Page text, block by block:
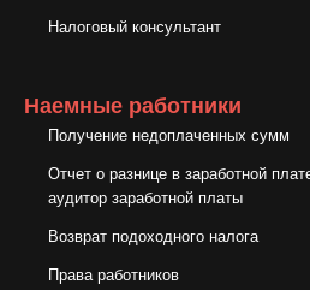
Налоговый консультант
Наемные работники
Получение недоплаченных сумм
Отчет о разнице в заработной
аудитор заработной платы
Возврат подоходного налога
Права работников